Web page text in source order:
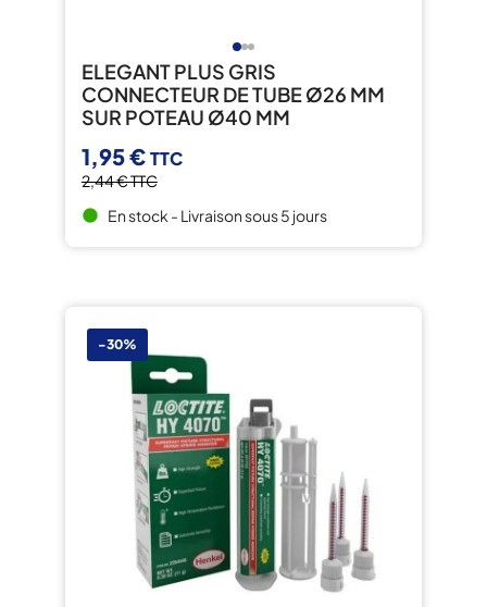
ELEGANT PLUS GRIS
CONNECTEUR DE TUBE Ø26 MM
SUR POTEAU Ø40 MM
1,95 €TTC
2,44 €TTC
brightness_1 En stock - Livraison sous 5 jours
-30%